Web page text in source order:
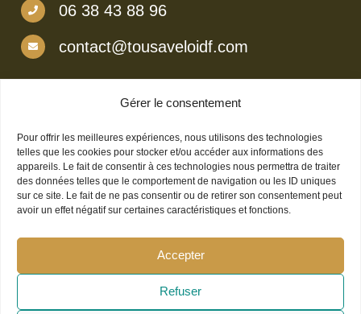
Gérer le consentement
Pour offrir les meilleures expériences, nous utilisons des technologies
telles que les cookies pour stocker et/ou accéder aux informations des
appareils. Le fait de consentir à ces technologies nous permettra de traiter
des données telles que le comportement de navigation ou les ID uniques
sur ce site. Le fait de ne pas consentir ou de retirer son consentement peut
avoir un effet négatif sur certaines caractéristiques et fonctions.
Accepter
Refuser
06 38 43 88 96
contact@tousaveloidf.com
Mentions légales
Politique de confidentialité
Politique de cookies (UE)